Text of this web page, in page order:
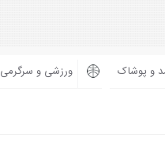
و پوشاک ورزشی و سرگرمی